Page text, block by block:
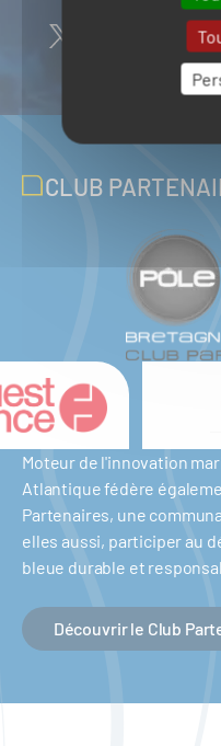
CLUB
Moteur de l'innovation
Atlantique fédère
Partenaires, une
elles aussi, participer au
bleue durable et
Découvrir le Club